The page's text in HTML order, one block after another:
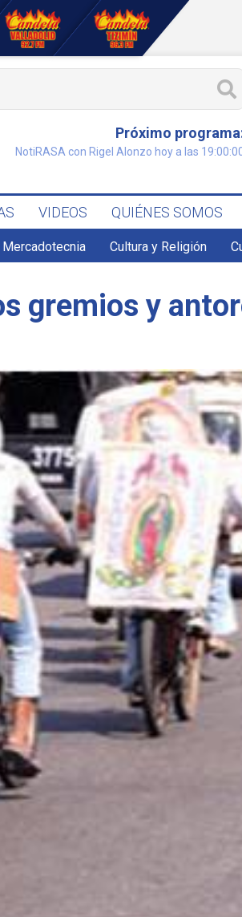
Próximo
NotiRASA con Rigel Alonzo hoy a las
VIDEOS QUIÉNES SOMOS
Cultura y Religión
gremios y